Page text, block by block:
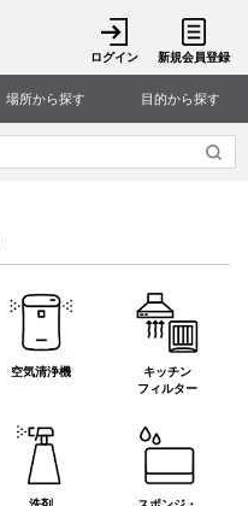
ログイン 新規会員登録
場所から探す 目的から探す
空気清浄機
キッチン
フィルター